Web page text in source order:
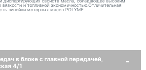
вязкости и топливной экономичностью.Отличительная
линейки моторных масел POLYME..
в блоке с главной передачей,
4/1